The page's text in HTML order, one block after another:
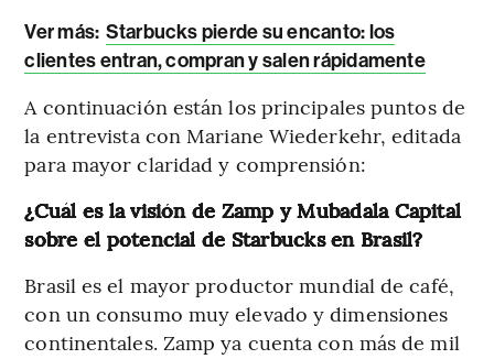
Ver más: Starbucks pierde su encanto: los
clientes entran, compran y salen rápidamente
A continuación están los principales puntos de
la entrevista con Mariane Wiederkehr, editada
para mayor claridad y comprensión:
¿Cuál es la visión de Zamp y Mubadala Capital
sobre el potencial de Starbucks en Brasil?
Brasil es el mayor productor mundial de café,
con un consumo muy elevado y dimensiones
continentales. Zamp ya cuenta con más de mil